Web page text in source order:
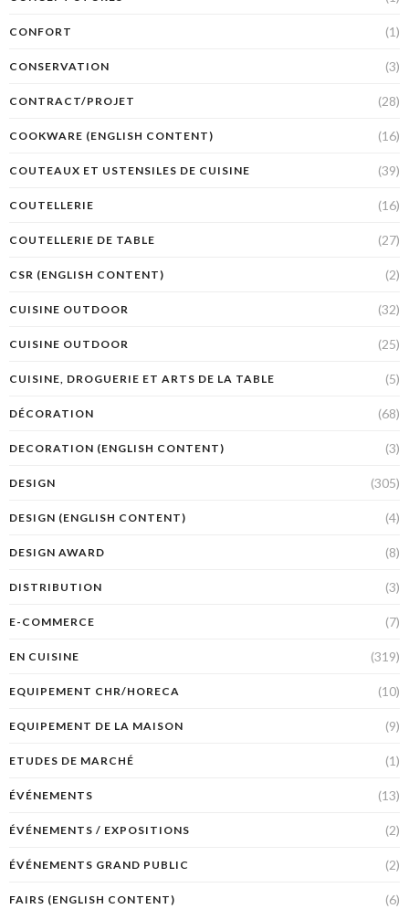
CONFORT (1)
CONSERVATION (3)
CONTRACT/PROJET (28)
COOKWARE (ENGLISH CONTENT) (16)
COUTEAUX ET USTENSILES DE CUISINE (39)
COUTELLERIE (16)
COUTELLERIE DE TABLE (27)
CSR (ENGLISH CONTENT) (2)
CUISINE OUTDOOR (32)
CUISINE OUTDOOR (25)
CUISINE, DROGUERIE ET ARTS DE LA TABLE (5)
DÉCORATION (68)
DECORATION (ENGLISH CONTENT) (3)
DESIGN (305)
DESIGN (ENGLISH CONTENT) (4)
DESIGN AWARD (8)
DISTRIBUTION (3)
E-COMMERCE (7)
EN CUISINE (319)
EQUIPEMENT CHR/HORECA (10)
EQUIPEMENT DE LA MAISON (9)
ETUDES DE MARCHÉ (1)
ÉVÉNEMENTS (13)
ÉVÉNEMENTS / EXPOSITIONS (2)
ÉVÉNEMENTS GRAND PUBLIC (2)
FAIRS (ENGLISH CONTENT) (6)